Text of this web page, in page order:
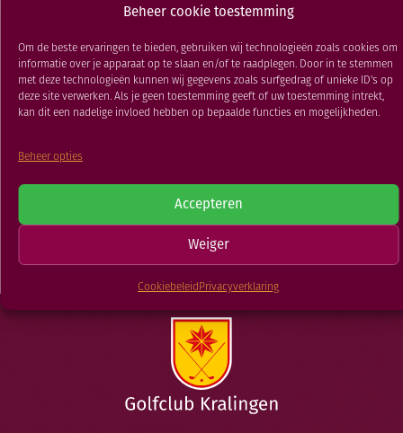
Beheer cookie toestemming
Om de beste ervaringen te bieden, gebruiken wij technologieën zoals cookies om
informatie over je apparaat op te slaan en/of te raadplegen. Door in te stemmen
met deze technologieën kunnen wij gegevens zoals surfgedrag of unieke ID's op
deze site verwerken. Als je geen toestemming geeft of uw toestemming intrekt,
kan dit een nadelige invloed hebben op bepaalde functies en mogelijkheden.
Beheer opties
Accepteren
Weiger
CookiebeleidPrivacyverklaring
RDAMS GOLF OPEN
GOLFSCHOOL
GOLFBAAN
Solheim Cup
24 JAN 2022
besturendag GCK-
NIEUWSOVERZICHT